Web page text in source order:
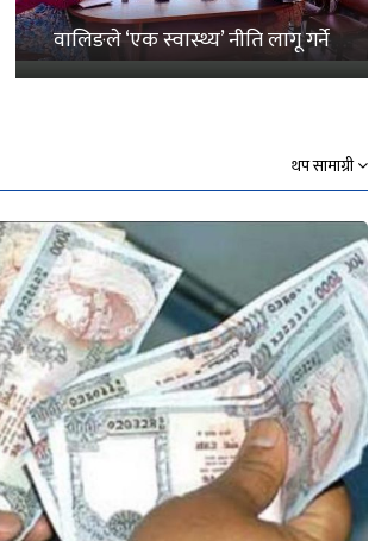
वालिङले ‘एक स्वास्थ्य’ नीति लागू गर्ने
थप सामाग्री